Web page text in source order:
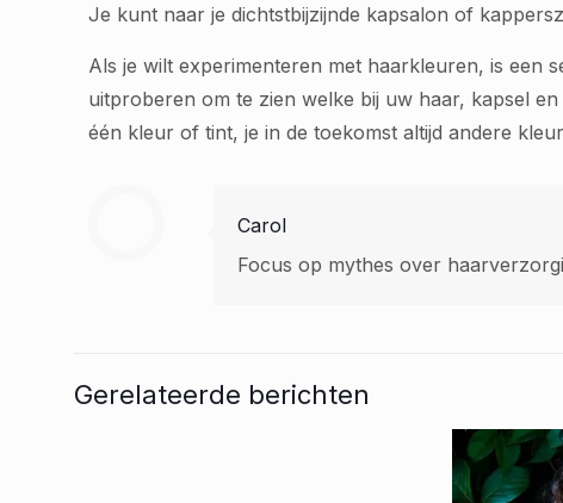
Je kunt naar je dichtstbijzijnde kapsalon of
Als je wilt experimenteren met haarkleuren, is een
uitproberen om te zien welke bij uw haar, kapsel
één kleur of tint, je in de toekomst altijd andere
Carol
Focus op mythes over
Gerelateerde berichten